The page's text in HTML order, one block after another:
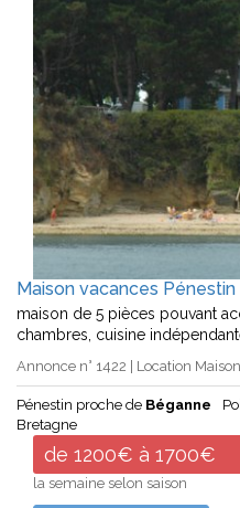
Maison vacances Pénestin
maison de 5 pièces pouvant
chambres, cuisine
Annonce n° 1422 | Location Maison
Pénestin proche de Béganne
Bretagne
de 1200€ à 1700€
la semaine selon saison